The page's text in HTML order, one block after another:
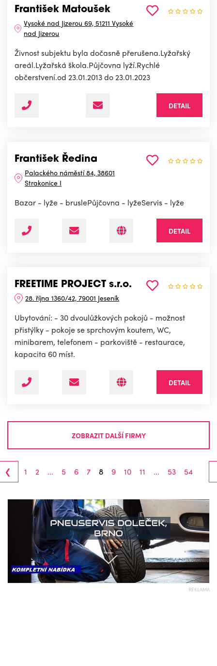
František Matoušek
Vysoké nad Jizerou 69, 51211 Vysoké
nad Jizerou
Živnost subjektu byla dočasně přerušena.Lyžařský
areál.Lyžařská škola.Půjčovna lyží.Rychlé
občerstvení.od 23.01.2013 do 23.01.2023
DETAIL
František Ředina
Palackého náměstí 84, 38601
Strakonice I
Bazar - lyže - bruslePůjčovna - lyžeServis - lyže
DETAIL
FREETIME PROJECT s.r.o.
28. října 1360/42, 79001 Jeseník
Ubytování: - 30 dvoulůžkových pokojů - možnost
přistýlky - pokoje se sprchovým koutem, WC,
minibarem, telefonem - parkoviště - restaurace,
kapacita 60 míst.
DETAIL
ZOBRAZIT DALŠÍ FIRMY
‹ 1 2 ... 5 6 7 8 9 10 11 ... 53 54
REKLAMA